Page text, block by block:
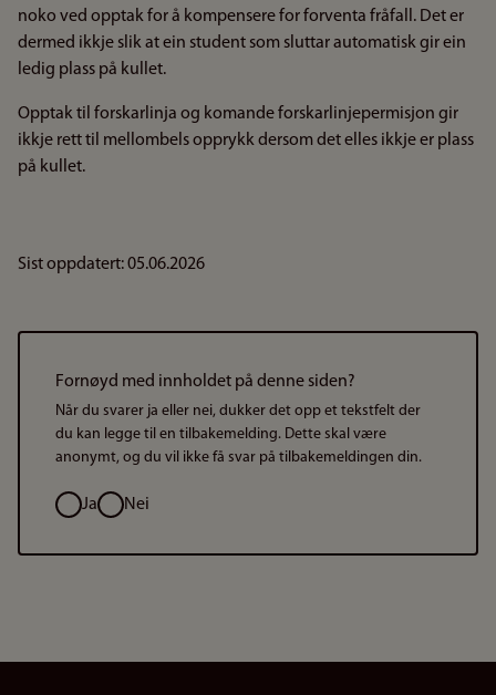
noko ved opptak for å kompensere for forventa fråfall. Det er
dermed ikkje slik at ein student som sluttar automatisk gir ein
ledig plass på kullet.
Opptak til forskarlinja og komande forskarlinjepermisjon gir
ikkje rett til mellombels opprykk dersom det elles ikkje er plass
på kullet.
Sist oppdatert: 05.06.2026
Fornøyd med innholdet på denne siden?
Når du svarer ja eller nei, dukker det opp et tekstfelt der
du kan legge til en tilbakemelding. Dette skal være
anonymt, og du vil ikke få svar på tilbakemeldingen din.
ValgJa Nei